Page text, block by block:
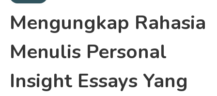
Mengungkap Rahasia
Menulis Personal
Insight Essays Yang